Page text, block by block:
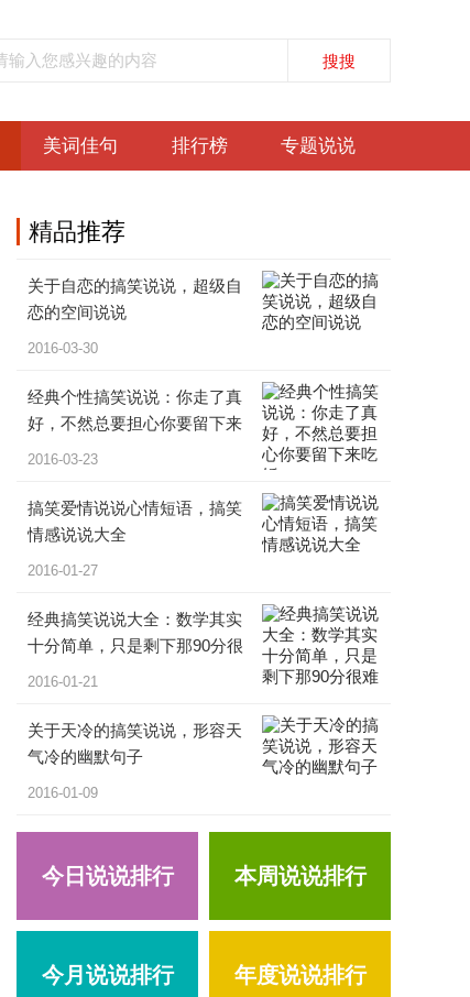
美词佳句 排行榜 专题说说
精品推荐
关于自恋的搞笑说说，超级自
恋的空间说说
2016-03-30
经典个性搞笑说说：你走了真
好，不然总要担心你要留下来
吃饭
2016-03-23
搞笑爱情说说心情短语，搞笑
情感说说大全
2016-01-27
经典搞笑说说大全：数学其实
十分简单，只是剩下那90分很
难
2016-01-21
关于天冷的搞笑说说，形容天
气冷的幽默句子
2016-01-09
今日说说排行 本周说说排行
今月说说排行 年度说说排行